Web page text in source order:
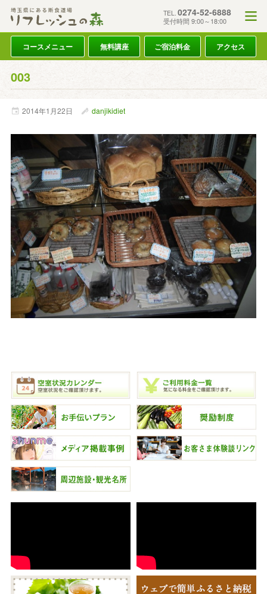
TEL. 0274-52-6888
受付時間 9:00～18:00
コースメニュー 無料講座 ご宿泊料金 アクセス
003
2014年1月22日 danjikidiet